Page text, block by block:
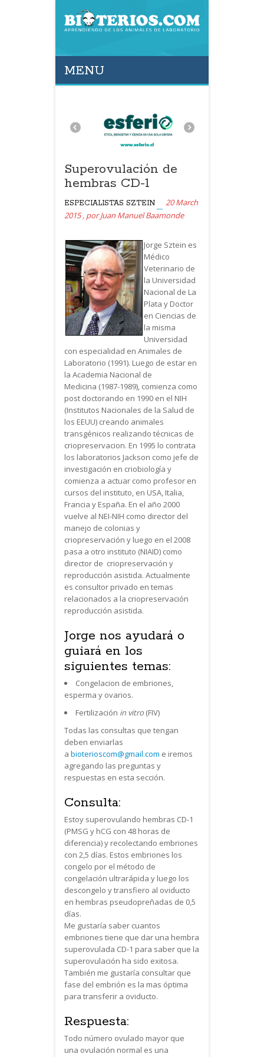
MENU
Superovulación de
hembras CD-1
ESPECIALISTAS SZTEIN
20 March
2015 , porJuan Manuel Baamonde
Jorge Sztein es
Médico
Veterinario de
la Universidad
Nacional de La
Plata y Doctor
en Ciencias de
la misma
Universidad
con especialidad en Animales de
Laboratorio (1991). Luego de estar en
la Academia Nacional de
Medicina (1987-1989), comienza como
post doctorando en 1990 en el NIH
(Institutos Nacionales de la Salud de
los EEUU) creando animales
transgénicos realizando técnicas de
criopreservacion. En 1995 lo contrata
los laboratorios Jackson como jefe de
investigación en criobiología y
comienza a actuar como profesor en
cursos del instituto, en USA, Italia,
Francia y España. En el año 2000
vuelve al NEI-NIH como director del
manejo de colonias y
criopreservación y luego en el 2008
pasa a otro instituto (NIAID) como
director de criopreservación y
reproducción asistida. Actualmente
es consultor privado en temas
relacionados a la criopreservación
reproducción asistida.
Jorge nos ayudará o
guiará en los
siguientes temas:
Congelacion de embriones,
esperma y ovarios.
Fertilización in vitro (FIV)
Todas las consultas que tengan
deben enviarlas
a bioterioscom@gmail.com e iremos
agregando las preguntas y
respuestas en esta sección.
Consulta:
Estoy superovulando hembras CD-1
(PMSG y hCG con 48 horas de
diferencia) y recolectando embriones
con 2,5 días. Estos embriones los
congelo por el método de
congelación ultrarápida y luego los
descongelo y transfiero al oviducto
en hembras pseudopreñadas de 0,5
días.
Me gustaría saber cuantos
embriones tiene que dar una hembra
superovulada CD-1 para saber que la
superovulación ha sido exitosa.
También me gustaría consultar que
fase del embrión es la mas óptima
para transferir a oviducto.
Respuesta:
Todo número ovulado mayor que
una ovulación normal es una